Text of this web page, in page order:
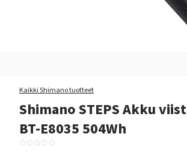
Kaikki Shimano tuotteet
Shimano STEPS Akku
BT-E8035 504Wh